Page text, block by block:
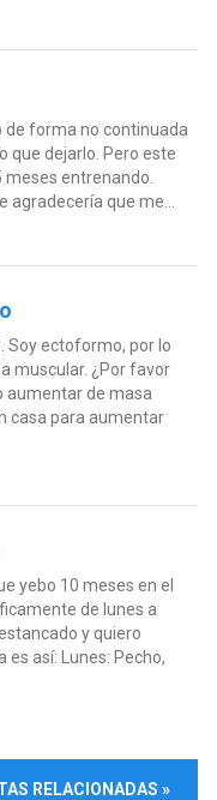
de forma no continuada
que dejarlo. Pero este
entrenando.
agradecería que me...
Soy ectoformo, por lo
muscular. ¿Por favor
aumentar de masa
casa para aumentar
yebo 10 meses en el
de lunes a
y quiero
así: Lunes: Pecho,
RELACIONADAS »